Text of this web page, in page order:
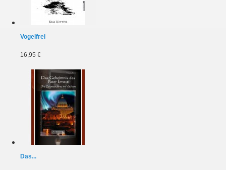
Vogelfrei
16,95 €
Das...